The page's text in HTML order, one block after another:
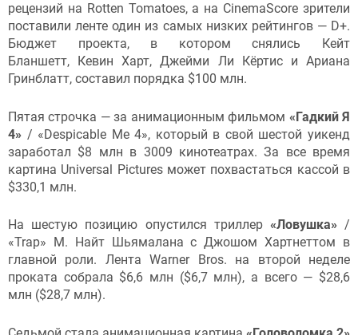
рецензий на Rotten Tomatoes, а на CinemaScore зрители
поставили ленте один из самых низких рейтингов — D+.
Бюджет проекта, в котором снялись Кейт
Бланшетт, Кевин Харт, Джейми Ли Кёртис и Ариана
Гринблатт, составил порядка $100 млн.
Пятая строчка — за анимационным фильмом «Гадкий Я
4» / «Despicable Me 4», который в свой шестой уикенд
заработал $8 млн в 3009 кинотеатрах. За все время
картина Universal Pictures может похвастаться кассой в
$330,1 млн.
На шестую позицию опустился триллер «Ловушка» /
«Trap» М. Найт Шьямалана с Джошом Хартнеттом в
главной роли. Лента Warner Bros. на второй неделе
проката собрала $6,6 млн ($6,7 млн), а всего — $28,6
млн ($28,7 млн).